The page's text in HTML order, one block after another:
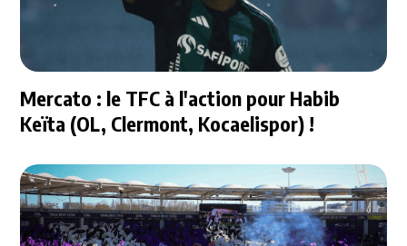
Mercato : le TFC à l'action pour Habib
Keïta (OL, Clermont, Kocaelispor) !